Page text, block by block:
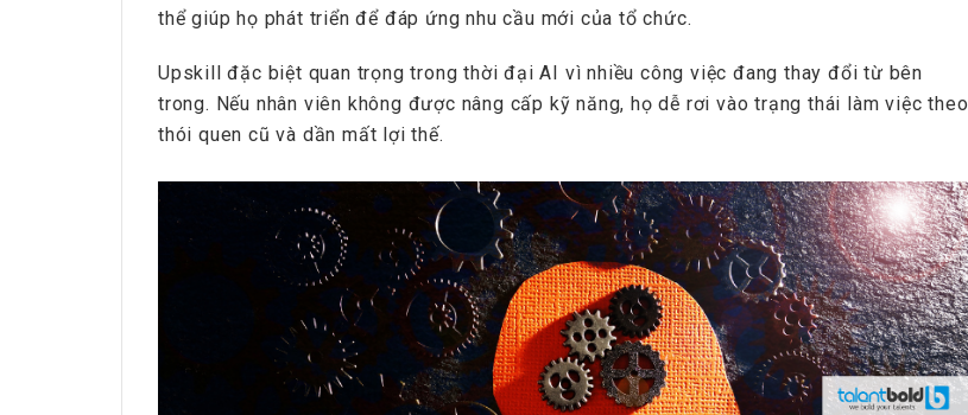
thể giúp họ phát triển để đáp ứng nhu cầu mới của tổ chức.
Upskill đặc biệt quan trọng trong thời đại AI vì nhiều công việc đang thay đổi từ bên
trong. Nếu nhân viên không được nâng cấp kỹ năng, họ dễ rơi vào trạng thái làm việc theo
thói quen cũ và dần mất lợi thế.
Phiên Dịch Anh - Trung Nhân viên R&D (Nội Thất)